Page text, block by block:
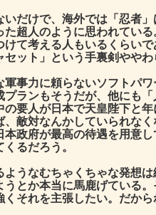
だけで、海外では「忍者
た超人のように思われてい
けて考える人もいるくらい
セット」という手裏剣やや
事力に頼らないソフトパ
プランもそうだが、他にも
の要人が日本で天皇陛下と
、敵対なんかしていられな
本政府が最高の待遇を用意
るだろう。
うなむちゃくちゃな発想
うとか本当に馬鹿げている
くそれを主張したい。だか